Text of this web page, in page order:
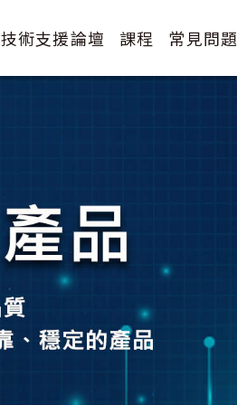
技術支援論壇 課程 常見問題